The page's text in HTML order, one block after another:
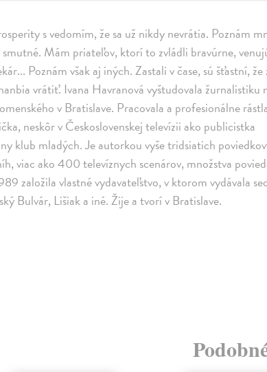
s vedomím, že sa už nikdy nevrátia. Poznám
Mám priateľov, ktorí to zvládli bravúrne,
Poznám však aj iných. Zastali v čase, sú šťastní, že
vrátiť. Ivana Havranová vyštudovala žurnalistiku
v Bratislave. Pracovala a profesionálne
neskôr v Československej televízii ako publicistka
klub mladých. Je autorkou vyše tridsiatich
viac ako 400 televíznych scenárov, množstva
založila vlastné vydavateľstvo, v ktorom vydávala
Bulvár, Lišiak a iné. Žije a tvorí v Bratislave.